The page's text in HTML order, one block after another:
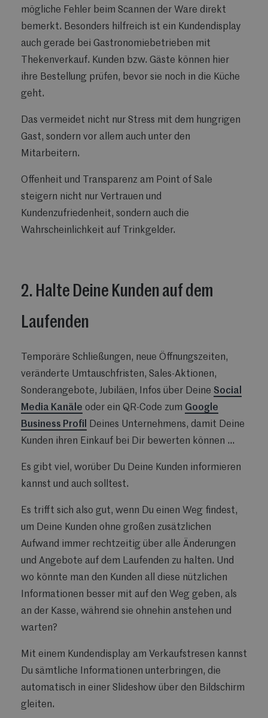
mögliche Fehler beim Scannen der Ware direkt
bemerkt. Besonders hilfreich ist ein Kundendisplay
auch gerade bei Gastronomiebetrieben mit
Thekenverkauf. Kunden bzw. Gäste können hier
ihre Bestellung prüfen, bevor sie noch in die Küche
geht.
Das vermeidet nicht nur Stress mit dem hungrigen
Gast, sondern vor allem auch unter den
Mitarbeitern.
Offenheit und Transparenz am Point of Sale
steigern nicht nur Vertrauen und
Kundenzufriedenheit, sondern auch die
Wahrscheinlichkeit auf Trinkgelder.
2. Halte Deine Kunden auf dem
Laufenden
Temporäre Schließungen, neue Öffnungszeiten,
veränderte Umtauschfristen, Sales-Aktionen,
Sonderangebote, Jubiläen, Infos über Deine Social
Media Kanäle oder ein QR-Code zum Google
Business Profil
Deines Unternehmens, damit Deine
Kunden ihren Einkauf bei Dir bewerten können ...
Es gibt viel, worüber Du Deine Kunden informieren
kannst und auch solltest.
Es trifft sich also gut, wenn Du einen Weg findest,
um Deine Kunden ohne großen zusätzlichen
Aufwand immer rechtzeitig über alle Änderungen
und Angebote auf dem Laufenden zu halten. Und
wo könnte man den Kunden all diese nützlichen
Informationen besser mit auf den Weg geben, als
an der Kasse, während sie ohnehin anstehen und
warten?
Mit einem Kundendisplay am Verkaufstresen kannst
Du sämtliche Informationen unterbringen, die
automatisch in einer Slideshow über den Bildschirm
gleiten.